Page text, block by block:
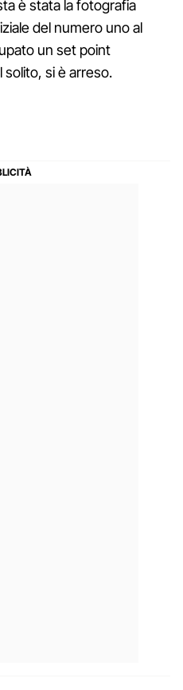
è stata la fotografia
del numero uno al
un set point
solito, si è arreso.